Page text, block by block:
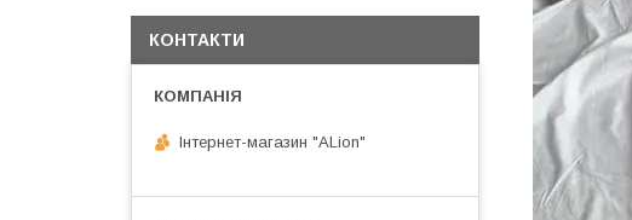
КОНТАКТИ
Інтернет-магазин "ALіon"